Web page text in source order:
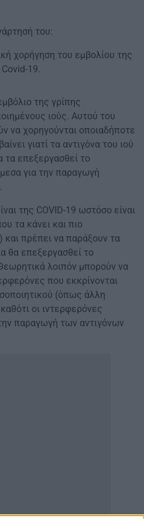
του:
χορήγηση του εμβολίου της
19.
της γρίπης
ιούς. Αυτού του
να χορηγούνται οποιαδήποτε
γιατί τα αντιγόνα του ιού
τα επεξεργασθεί το
για την παραγωγή
της COVID-19 ωστόσο είναι
τα κάνει και πιο
και πρέπει να παράξουν τα
θα επεξεργασθεί το
λοιπόν μπορούν να
που εκκρίνονται
(όπως άλλη
οι ιντερφερόνες
παραγωγή των αντιγόνων